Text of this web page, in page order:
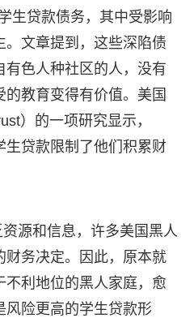
生贷款债务，其中受影响
文章提到，这些深陷债
有色人种社区的人，没有
教育变得有价值。美国
）的一项研究显示，
生贷款限制了他们积累财
源和信息，许多美国黑人
财务决定。因此，原本就
不利地位的黑人家庭，愈
风险更高的学生贷款形